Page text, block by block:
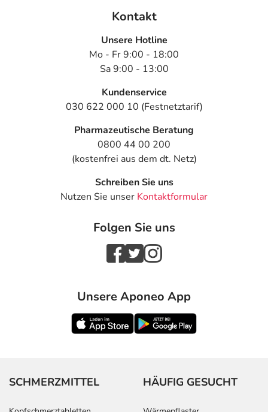
Kontakt
Unsere Hotline
Mo - Fr 9:00 - 18:00
Sa 9:00 - 13:00
Kundenservice
030 622 000 10 (Festnetztarif)
Pharmazeutische Beratung
0800 44 00 200
(kostenfrei aus dem dt. Netz)
Schreiben Sie uns
Nutzen Sie unser Kontaktformular
Folgen Sie uns
Unsere Aponeo App
SCHMERZMITTEL HÄUFIG GESUCHT